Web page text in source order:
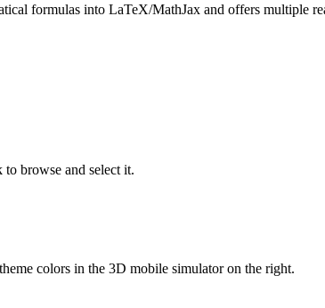
formulas into LaTeX/MathJax and offers multiple
browse and select it.
colors in the 3D mobile simulator on the right.